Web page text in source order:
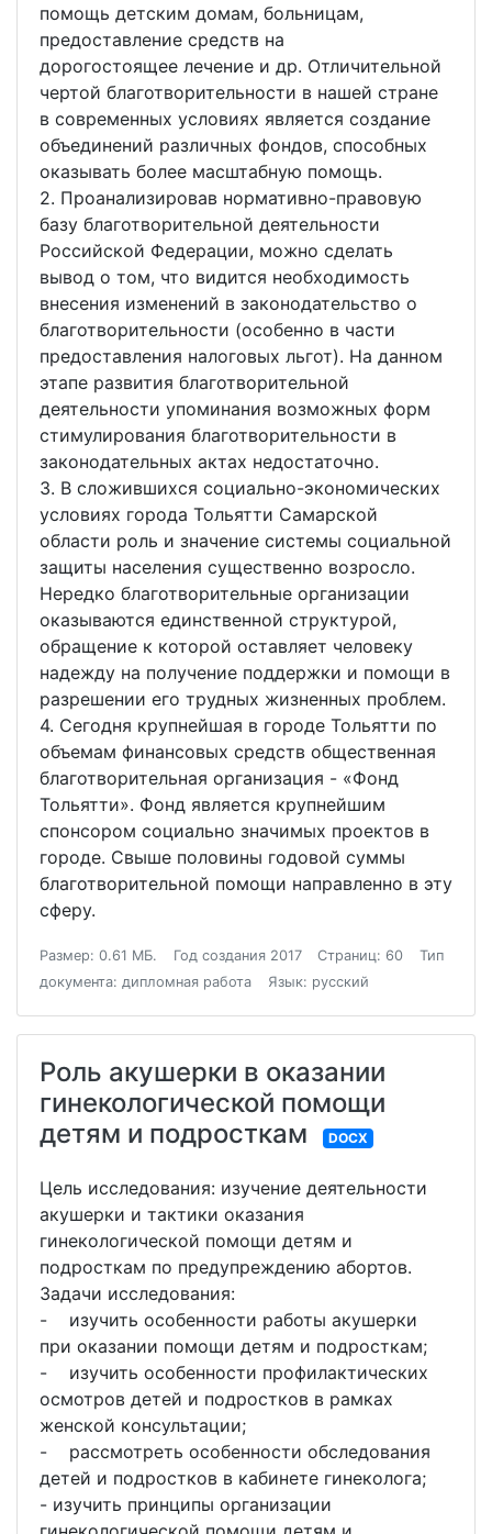
помощь детским домам, больницам,
предоставление средств на
дорогостоящее лечение и др. Отличительной
чертой благотворительности в нашей стране
в современных условиях является создание
объединений различных фондов, способных
оказывать более масштабную помощь.
2. Проанализировав нормативно-правовую
базу благотворительной деятельности
Российской Федерации, можно сделать
вывод о том, что видится необходимость
внесения изменений в законодательство о
благотворительности (особенно в части
предоставления налоговых льгот). На данном
этапе развития благотворительной
деятельности упоминания возможных форм
стимулирования благотворительности в
законодательных актах недостаточно.
3. В сложившихся социально-экономических
условиях города Тольятти Самарской
области роль и значение системы социальной
защиты населения существенно возросло.
Нередко благотворительные организации
оказываются единственной структурой,
обращение к которой оставляет человеку
надежду на получение поддержки и помощи в
разрешении его трудных жизненных проблем.
4. Сегодня крупнейшая в городе Тольятти по
объемам финансовых средств общественная
благотворительная организация - «Фонд
Тольятти». Фонд является крупнейшим
спонсором социально значимых проектов в
городе. Свыше половины годовой суммы
благотворительной помощи направленно в эту
сферу.
Размер: 0.61 МБ. Год создания 2017 Страниц: 60
Тип
документа: дипломная работа
Язык: русский
Роль акушерки в оказании
гинекологической помощи
детям и подросткам
DOCX
Цель исследования: изучение деятельности
акушерки и тактики оказания
гинекологической помощи детям и
подросткам по предупреждению абортов.
Задачи исследования:
- изучить особенности работы акушерки
при оказании помощи детям и подросткам;
- изучить особенности профилактических
осмотров детей и подростков в рамках
женской консультации;
- рассмотреть особенности обследования
детей и подростков в кабинете гинеколога;
- изучить принципы организации